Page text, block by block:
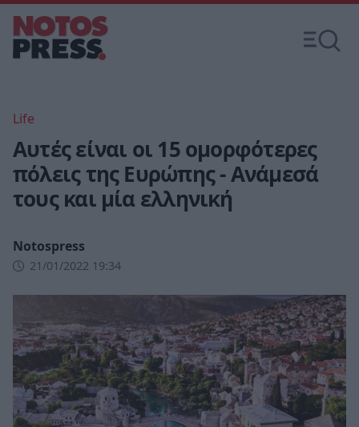
Life
Αυτές είναι οι 15 ομορφότερες
πόλεις της Ευρώπης - Ανάμεσά
τους και μία ελληνική
Notospress
21/01/2022 19:34